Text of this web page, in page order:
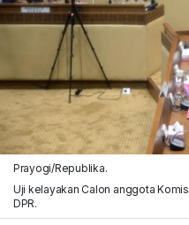
Prayogi/Republika.
Uji kelayakan Calon anggota
DPR.